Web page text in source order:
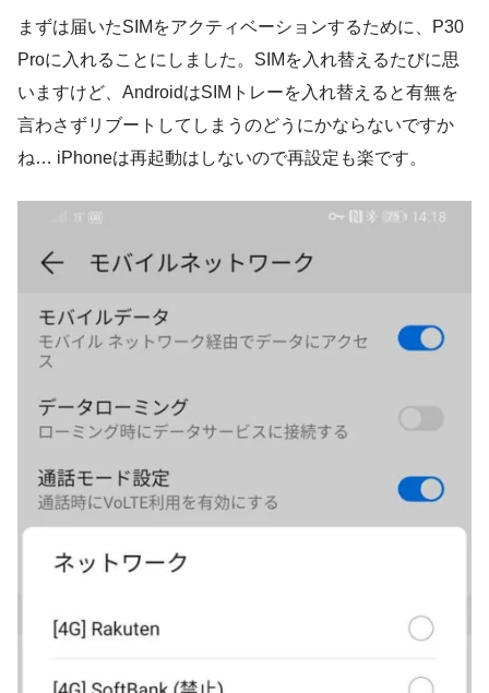
まずは届いたSIMをアクティベーションするために、P30
Proに入れることにしました。SIMを入れ替えるたびに思
いますけど、AndroidはSIMトレーを入れ替えると有無を
言わさずリブートしてしまうのどうにかならないですか
ね… iPhoneは再起動はしないので再設定も楽です。